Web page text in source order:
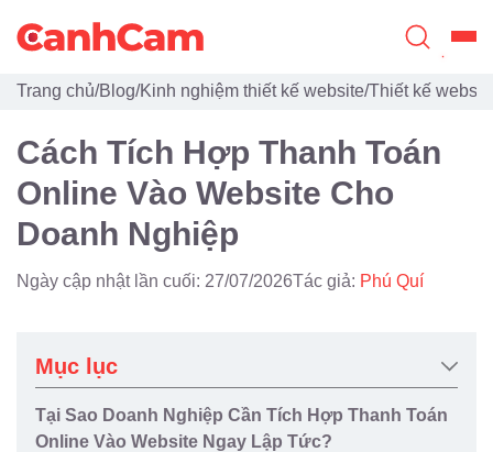
Trang Chủ
Giới Thiệu
Thiết Kế Website
Đã Thiết Kế
Quy Trình
Blog
Trang chủ/Blog/Kinh nghiệm thiết kế website/Thiết kế
Cách Tích Hợp Thanh Toán
Online Vào Website Cho
Doanh Nghiệp
Ngày cập nhật lần cuối: 27/07/2026Tác giả: Phú Quí
Mục lục
Tại Sao Doanh Nghiệp Cần Tích Hợp Thanh Toán
Online Vào Website Ngay Lập Tức?